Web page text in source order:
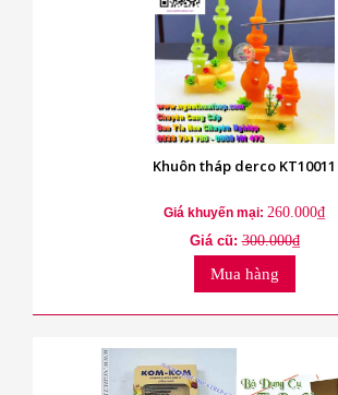
Khuôn tháp derco KT10011
Giá khuyến mại: 260.000₫
Giá cũ:300.000₫
Mua hàng